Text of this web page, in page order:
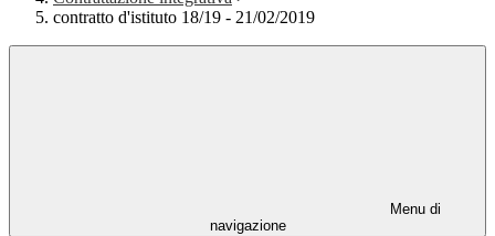
contratto d'istituto 18/19 - 21/02/2019
Menu di
navigazione